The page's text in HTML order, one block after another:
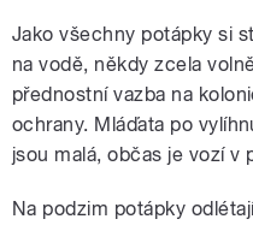
Jako všechny potápky si
na vodě, někdy zcela
přednostní vazba na
ochrany. Mláďata po
jsou malá, občas je vozí v
Na podzim potápky